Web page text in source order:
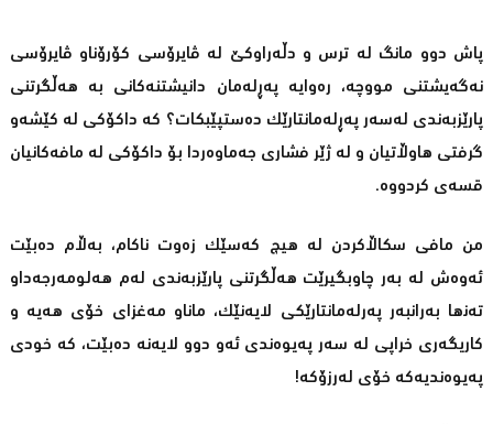
پاش دوو مانگ لە ترس و دڵەراوکێ لە ڤایرۆسی کۆرۆناو ڤایرۆسی
نەگەیشتنی مووچە، رەوایە پەڕلەمان دانیشتنەکانی بە ھەڵگرتنی
پارێزبەندی لەسەر پەڕلەمانتارێک دەستپێبکات؟ کە داکۆکی لە کێشەو
گرفتی ھاوڵاتیان و لە ژێر فشاری جەماوەردا بۆ داكۆكی لە مافەكانیان
قسەی کردووە.
من مافی سکاڵاکردن لە ھیچ کەسێک زەوت ناکام، بەڵام دەبێت
ئەوەش لە بەر چاوبگیرێت ھەڵگرتنی پارێزبەندی لەم ھەلومەرجەداو
تەنھا بەرانبەر پەرلەمانتارێكی لایەنێك، ماناو مەغزای خۆی ھەیە و
کاریگەری خراپی لە سەر پەیوەندی ئەو دوو لایەنە دەبێت، کە خودی
پەیوەندیەکە خۆی لەرزۆکە!